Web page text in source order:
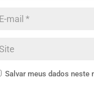
Salvar meus dados neste